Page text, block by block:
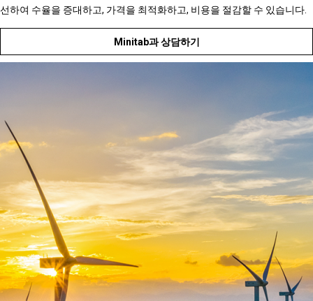
선하여 수율을 증대하고, 가격을 최적화하고, 비용을 절감할 수 있습니다.
Minitab과 상담하기